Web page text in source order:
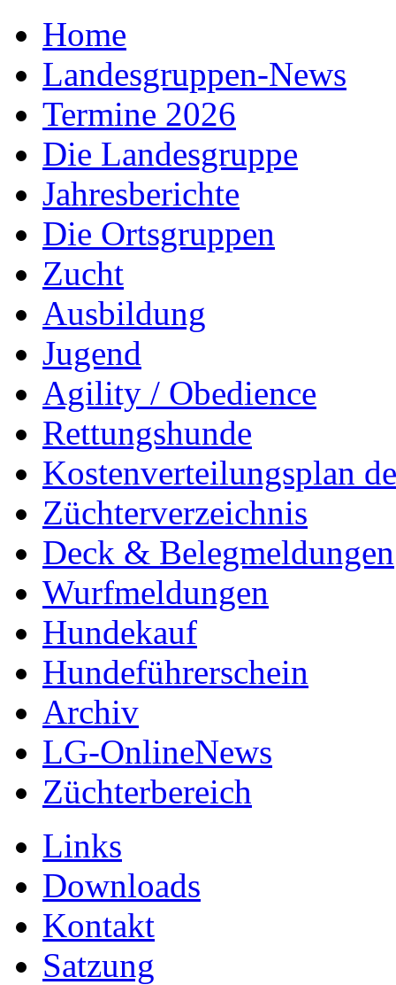
Home
Landesgruppen-News
Termine 2026
Die Landesgruppe
Jahresberichte
Die Ortsgruppen
Zucht
Ausbildung
Jugend
Agility / Obedience
Rettungshunde
Kostenverteilungsplan
Züchterverzeichnis
Deck & Belegmeldungen
Wurfmeldungen
Hundekauf
Hundeführerschein
Archiv
LG-OnlineNews
Züchterbereich
Links
Downloads
Kontakt
Satzung